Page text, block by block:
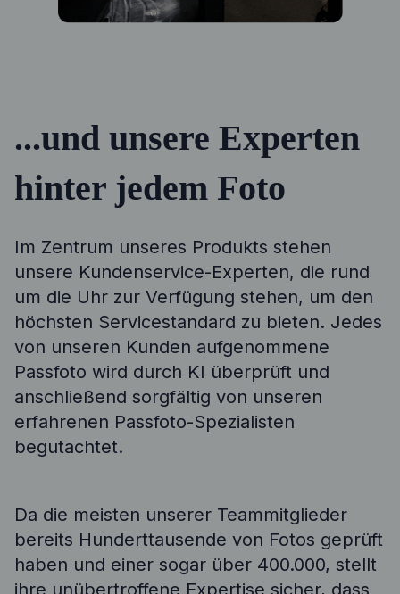
...und unsere Experten
hinter jedem Foto
Im Zentrum unseres Produkts stehen
unsere Kundenservice-Experten, die rund
um die Uhr zur Verfügung stehen, um den
höchsten Servicestandard zu bieten. Jedes
von unseren Kunden aufgenommene
Passfoto wird durch KI überprüft und
anschließend sorgfältig von unseren
erfahrenen Passfoto-Spezialisten
begutachtet.
Da die meisten unserer Teammitglieder
bereits Hunderttausende von Fotos geprüft
haben und einer sogar über 400.000, stellt
ihre unübertroffene Expertise sicher, dass